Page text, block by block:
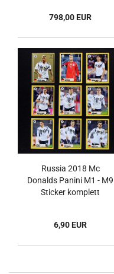
798,00 EUR
Russia 2018 Mc
Donalds Panini M1 - M9
Sticker komplett
6,90 EUR